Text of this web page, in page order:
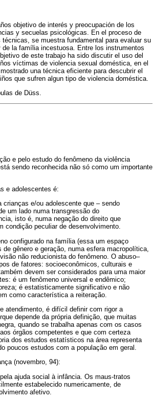
objetivo de interés y preocupación de los
y secuelas psicológicas. En el proceso de
se muestra fundamental para evaluar su
la família incestuosa. Entre los instrumentos
de este trabajo ha sido discutir el uso del
víctimas de violencia sexual doméstica, en el
una técnica eficiente para descubrir el
que sufren algun tipo de violencia doméstica.
de Düss.
e pelo estudo do fenômeno da violência
sendo reconhecida não só como um importante
e adolescentes é:
e/ou adolescente que – sendo
um lado numa transgressão do
isto é, numa negação do direito que
condição peculiar de desenvolvimento.
configurado na família (essa um espaço
gênero e geração, numa esfera macropolítica,
não reducionista do fenômeno. O abuso–
de fatores: socioeconômicos, culturais e
devem ser considerados para uma maior
é um fenômeno universal e endêmico;
é estatisticamente significativo e não
como característica a reiteração.
atendimento, é difícil definir com rigor a
depende da própria definição, que muitas
quando se trabalha apenas com os casos
órgãos competentes e que com certeza
dos estudos estatísticos na área representa
poucos estudos com a população em geral.
(novembro, 94):
ajuda social à infância. Os maus-tratos
estabelecido numericamente, de
afetivo.